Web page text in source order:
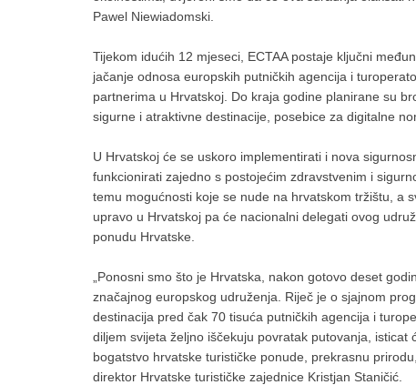
Pawel Niewiadomski.
Tijekom idućih 12 mjeseci, ECTAA postaje ključni
jačanje odnosa europskih putničkih agencija i
partnerima u Hrvatskoj. Do kraja godine planirane su
sigurne i atraktivne destinacije, posebice za digitalne
U Hrvatskoj će se uskoro implementirati i nova
funkcionirati zajedno s postojećim zdravstvenim i
temu mogućnosti koje se nude na hrvatskom tržištu, a
upravo u Hrvatskoj pa će nacionalni delegati ovog
ponudu Hrvatske.
„Ponosni smo što je Hrvatska, nakon gotovo deset
značajnog europskog udruženja. Riječ je o sjajnom
destinacija pred čak 70 tisuća putničkih agencija i
diljem svijeta željno iščekuju povratak putovanja, isticat
bogatstvo hrvatske turističke ponude, prekrasnu
direktor Hrvatske turističke zajednice Kristjan Staničić.